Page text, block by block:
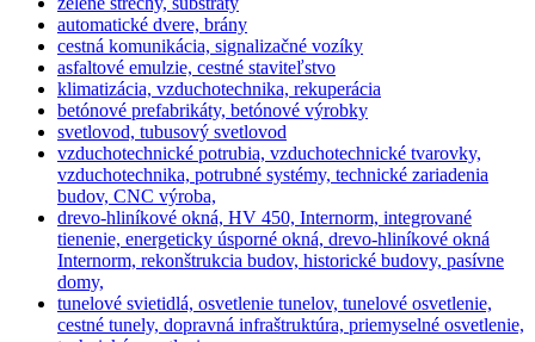
automatické dvere, brány
cestná komunikácia, signalizačné vozíky
asfaltové emulzie, cestné staviteľstvo
klimatizácia, vzduchotechnika, rekuperácia
betónové prefabrikáty, betónové výrobky
svetlovod, tubusový svetlovod
vzduchotechnické potrubia, vzduchotechnické tvarovky,
vzduchotechnika, potrubné systémy, technické zariadenia
budov, CNC výroba,
drevo-hliníkové okná, HV 450, Internorm, integrované
tienenie, energeticky úsporné okná, drevo-hliníkové okná
Internorm, rekonštrukcia budov, historické budovy, pasívne
domy,
tunelové svietidlá, osvetlenie tunelov, tunelové osvetlenie,
cestné tunely, dopravná infraštruktúra, priemyselné osvetlenie,